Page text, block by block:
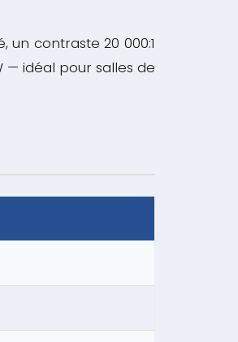
un contraste 20 000:1
— idéal pour salles de